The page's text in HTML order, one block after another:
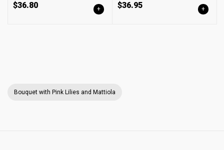
$36.80 + $36.95 +
Bouquet with Pink Lilies and Mattiola